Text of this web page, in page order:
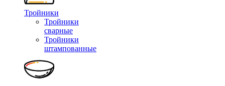
Тройники
Тройники
сварные
Тройники
штампованные